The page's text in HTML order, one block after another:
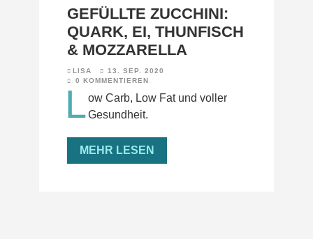
GEFÜLLTE ZUCCHINI:
QUARK, EI, THUNFISCH
& MOZZARELLA
LISA
13. SEP. 2020
0 KOMMENTIEREN
L ow Carb, Low Fat und voller
Gesundheit.
MEHR LESEN